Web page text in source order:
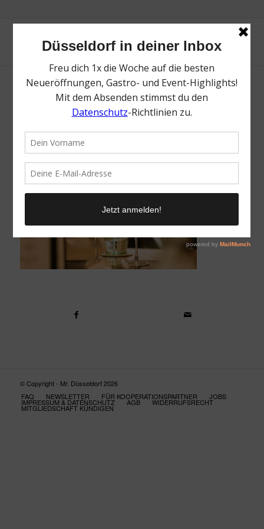
Dinner Zurheide
2. Oktober 2018 /
© Copyright - Mr. Düsseldorf 2026
FAQ
NEWSLETTER FÜR KOOPERATIONSPARTNER JOBS
IMPRESSUM & DATENSCHUTZ AGB WIDERRUFSRECHT
MITGLIEDSCHAFT KÜNDIGEN